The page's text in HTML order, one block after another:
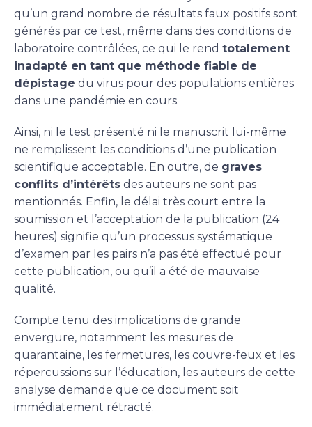
qu’un grand nombre de résultats faux positifs sont
générés par ce test, même dans des conditions de
laboratoire contrôlées, ce qui le rend totalement
inadapté en tant que méthode fiable de
dépistage du virus pour des populations entières
dans une pandémie en cours.
Ainsi, ni le test présenté ni le manuscrit lui-même
ne remplissent les conditions d’une publication
scientifique acceptable. En outre, de graves
conflits d’intérêts des auteurs ne sont pas
mentionnés. Enfin, le délai très court entre la
soumission et l’acceptation de la publication (24
heures) signifie qu’un processus systématique
d’examen par les pairs n’a pas été effectué pour
cette publication, ou qu’il a été de mauvaise
qualité.
Compte tenu des implications de grande
envergure, notamment les mesures de
quarantaine, les fermetures, les couvre-feux et les
répercussions sur l’éducation, les auteurs de cette
analyse demande que ce document soit
immédiatement rétracté.